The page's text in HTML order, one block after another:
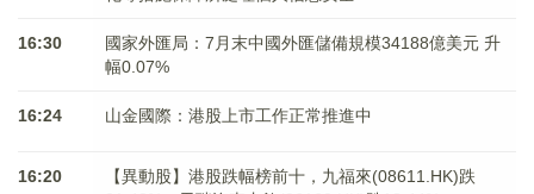
16:30
國家外匯局：7月末中國外匯儲備規模34188億美元 升
幅0.07%
16:24 山金國際：港股上市工作正常推進中
16:20
【異動股】港股跌幅榜前十，九福來(08611.HK)跌